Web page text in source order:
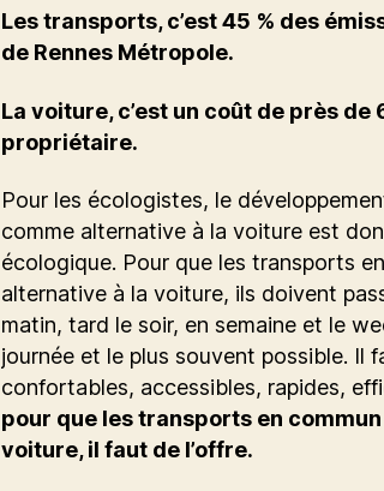
Les transports, c’est 45 % des
de Rennes Métropole.
La voiture, c’est un coût de près
propriétaire.
Pour les écologistes, le
comme alternative à la voiture est
écologique. Pour que les transports
alternative à la voiture, ils doivent
matin, tard le soir, en semaine et le
journée et le plus souvent possible. Il
confortables, accessibles, rapides,
pour que les transports en
voiture, il faut de l’offre.